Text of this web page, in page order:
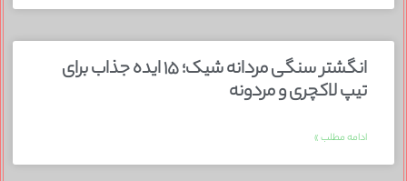
انگشتر سنگی مردانه شیک؛ ۱۵ ایده جذاب برای
تیپ لاکچری و مردونه
ادامه مطلب »